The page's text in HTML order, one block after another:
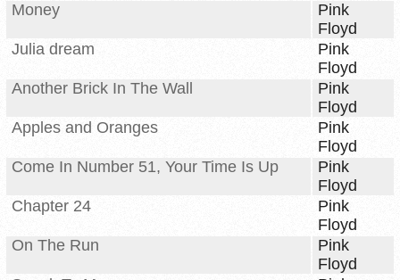
Money
Pink
Floyd
Julia dream
Pink
Floyd
Another Brick In The Wall
Pink
Floyd
Apples and Oranges
Pink
Floyd
Come In Number 51, Your Time Is Up
Pink
Floyd
Chapter 24
Pink
Floyd
On The Run
Pink
Floyd